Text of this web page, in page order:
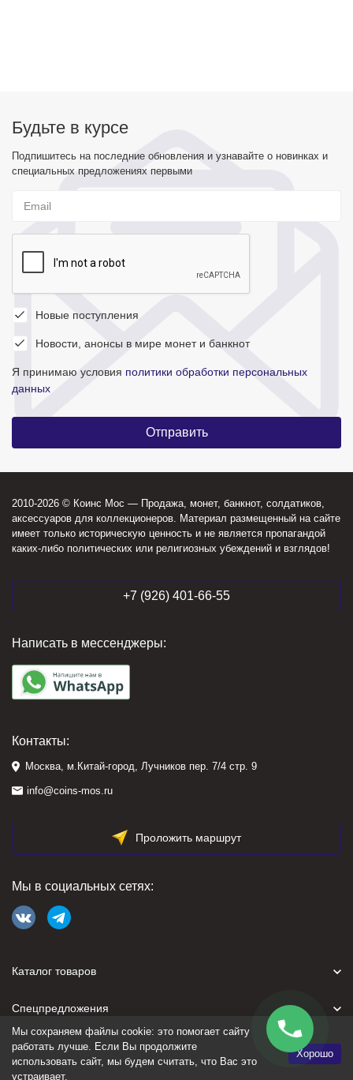
Будьте в курсе
Подпишитесь на последние обновления и узнавайте о новинках и
специальных предложениях первыми
Новые поступления
Новости, анонсы в мире монет и банкнот
Я принимаю условия политики обработки персональных
данных
2010-2026 © Коинс Мос — Продажа, монет, банкнот, солдатиков,
аксессуаров для коллекционеров. Материал размещенный на сайте
имеет только историческую ценность и не является пропагандой
каких-либо политических или религиозных убеждений и взглядов!
+7 (926) 401-66-55
Написать в мессенджеры:
Контакты:
Москва, м.Китай-город, Лучников пер. 7/4 стр. 9
info@coins-mos.ru
Проложить маршрут
Мы в социальных сетях:
Каталог товаров
Спецпредложения
Для покупателя
Мы сохраняем файлы cookie: это помогает сайту
работать лучше. Если Вы продолжите
использовать сайт, мы будем считать, что Вас это
устраивает.
Хорошо